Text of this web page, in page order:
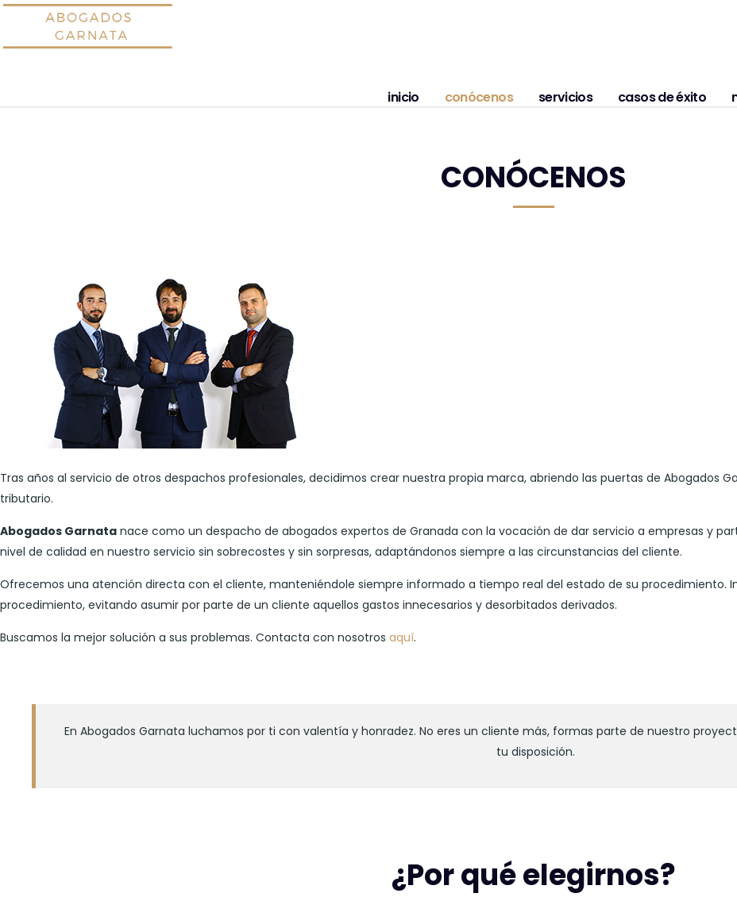
inicio conócenos servicios casos de éxito
CONÓCENOS
Tras años al servicio de otros despachos profesionales, decidimos crear nuestra propia marca, abriendo las puertas de Abogados
tributario.
Abogados Garnata nace como un despacho de abogados expertos de Granada con la vocación de dar servicio a empresas y
nivel de calidad en nuestro servicio sin sobrecostes y sin sorpresas, adaptándonos siempre a las circunstancias del cliente.
Ofrecemos una atención directa con el cliente, manteniéndole siempre informado a tiempo real del estado de su procedimiento.
procedimiento, evitando asumir por parte de un cliente aquellos gastos innecesarios y desorbitados derivados.
Buscamos la mejor solución a sus problemas. Contacta con nosotros aquí.
En Abogados Garnata luchamos por ti con valentía y honradez. No eres un cliente más, formas parte de nuestro
tu disposición.
¿Por qué elegirnos?